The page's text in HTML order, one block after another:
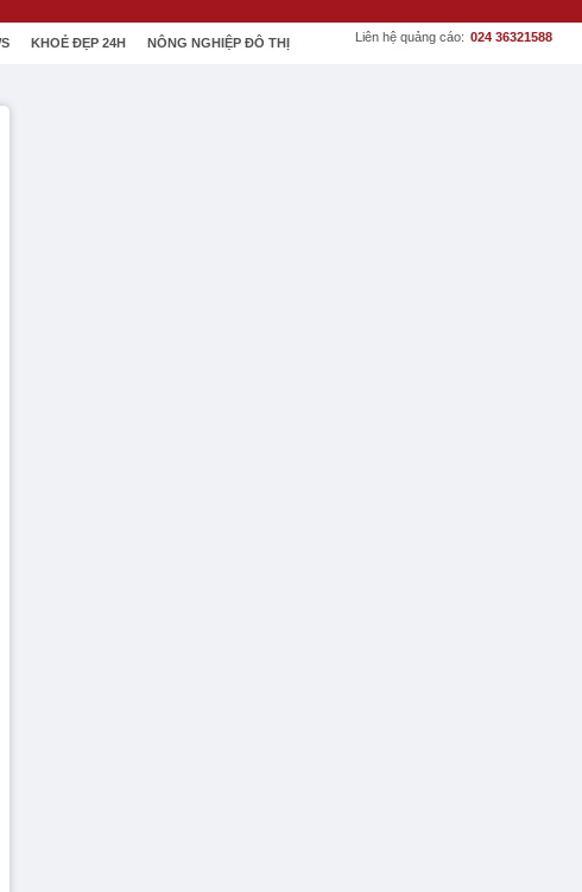
KHOẺ ĐẸP 24H NÔNG NGHIỆP ĐÔ THỊ Liên hệ quảng cáo: 024 36321588